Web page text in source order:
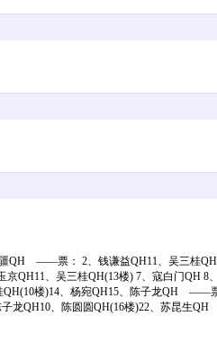
QH ——票： 2、钱谦益QH11、吴三桂
、吴三桂QH(13楼) 7、寇白门QH
楼)14、杨宛QH15、陈子龙QH
QH10、陈圆圆QH(16楼)22、苏昆生